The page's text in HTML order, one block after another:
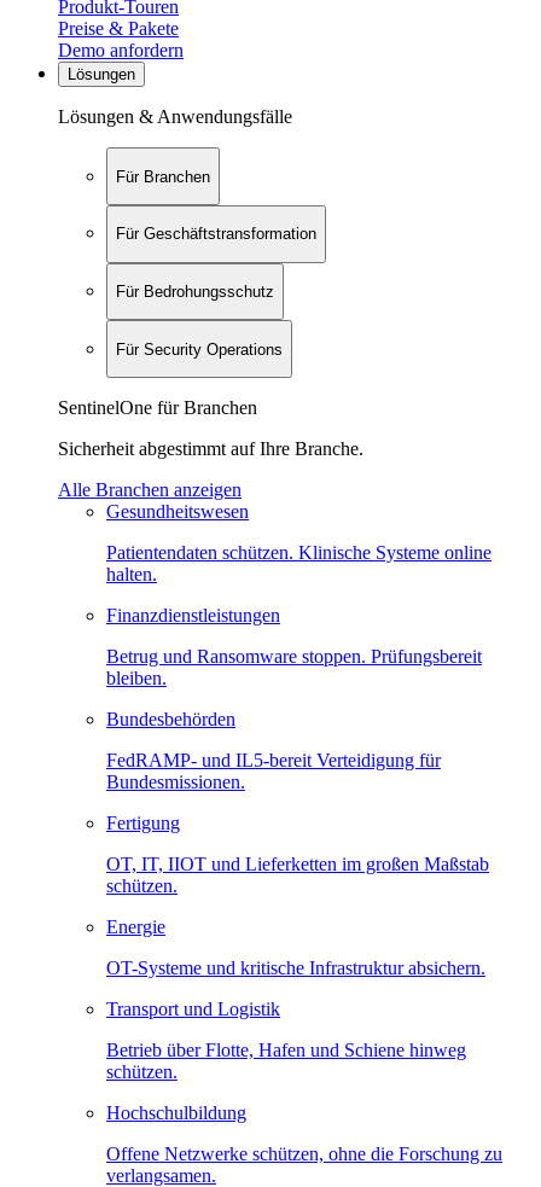
Produkt-Touren
Preise & Pakete
Demo anfordern
Lösungen
Lösungen & Anwendungsfälle
Für Branchen
Für Geschäftstransformation
Für Bedrohungsschutz
Für Security Operations
SentinelOne für Branchen
Sicherheit abgestimmt auf Ihre Branche.
Alle Branchen anzeigen
Gesundheitswesen
Patientendaten schützen. Klinische Systeme online
halten.
Finanzdienstleistungen
Betrug und Ransomware stoppen. Prüfungsbereit
bleiben.
Bundesbehörden
FedRAMP- und IL5-bereit Verteidigung für
Bundesmissionen.
Fertigung
OT, IT, IIOT und Lieferketten im großen Maßstab
schützen.
Energie
OT-Systeme und kritische Infrastruktur absichern.
Transport und Logistik
Betrieb über Flotte, Hafen und Schiene hinweg
schützen.
Hochschulbildung
Offene Netzwerke schützen, ohne die Forschung zu
verlangsamen.